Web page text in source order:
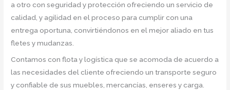
a otro con seguridad y protección ofreciendo un servicio de
calidad, y agilidad en el proceso para cumplir con una
entrega oportuna, convirtiéndonos en el mejor aliado en tus
fletes y mudanzas.
Contamos con flota y logística que se acomoda de acuerdo a
las necesidades del cliente ofreciendo un transporte seguro
y confiable de sus muebles, mercancías, enseres y carga.